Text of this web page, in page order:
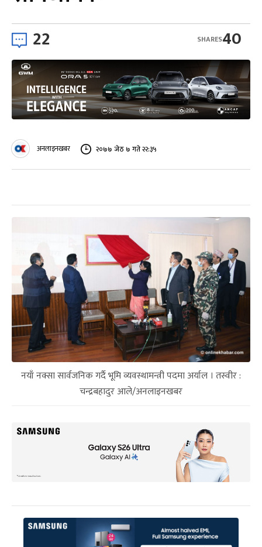
22 40
SHARES
अनलाइनखबर २०७७ जेठ ७ गते २२:३५
नयाँ नक्सा सार्वजनिक गर्दै भूमि व्यवस्थामन्त्री पदमा अर्याल । तस्वीर :
चन्द्रबहादुर आले/अनलाइनखबर